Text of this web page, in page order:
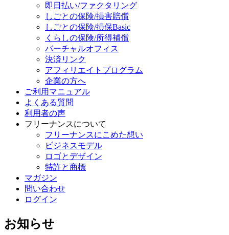
即日払い/ファクタリング
しごとの保険/損害賠償
しごとの保険/損保Basic
くらしの保険/所得補償
バーチャルオフィス
決済リンク
アフィリエイトプログラム
企業の方へ
ご利用マニュアル
よくある質問
利用者の声
フリーナンスについて
フリーナンスにこめた想い
ビジネスモデル
ロゴとデザイン
特許と商標
マガジン
問い合わせ
ログイン
お知らせ